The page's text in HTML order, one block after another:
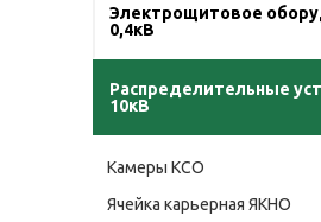
Электрощитовое
0,4кВ
Распределительные
10кВ
Камеры КСО
Ячейка карьерная ЯКНО